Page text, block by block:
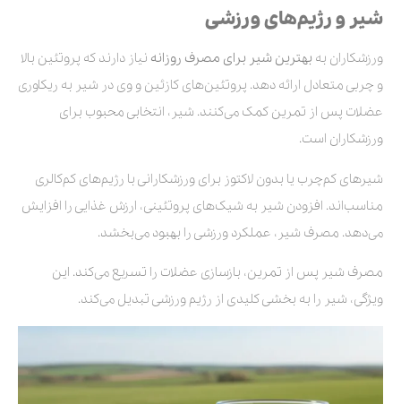
شیر و رژیم‌های ورزشی
ورزشکاران به بهترین شیر برای مصرف روزانه نیاز دارند که پروتئین بالا
و چربی متعادل ارائه دهد. پروتئین‌های کازئین و وی در شیر به ریکاوری
عضلات پس از تمرین کمک می‌کنند. شیر، انتخابی محبوب برای
ورزشکاران است.
شیرهای کم‌چرب یا بدون لاکتوز برای ورزشکارانی با رژیم‌های کم‌کالری
مناسب‌اند. افزودن شیر به شیک‌های پروتئینی، ارزش غذایی را افزایش
می‌دهد. مصرف شیر، عملکرد ورزشی را بهبود می‌بخشد.
مصرف شیر پس از تمرین، بازسازی عضلات را تسریع می‌کند. این
ویژگی، شیر را به بخشی کلیدی از رژیم ورزشی تبدیل می‌کند.